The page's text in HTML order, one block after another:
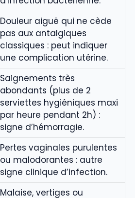
Douleur aiguë qui ne cède
pas aux antalgiques
classiques : peut indiquer
une complication utérine.
Saignements très
abondants (plus de 2
serviettes hygiéniques maxi
par heure pendant 2h) :
signe d’hémorragie.
Pertes vaginales purulentes
ou malodorantes : autre
signe clinique d’infection.
Malaise, vertiges ou